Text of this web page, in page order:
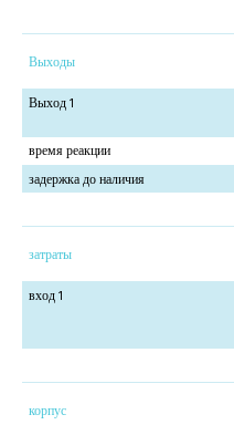
Выходы
Выход 1
время реакции
задержка до наличия
затраты
вход 1
корпус